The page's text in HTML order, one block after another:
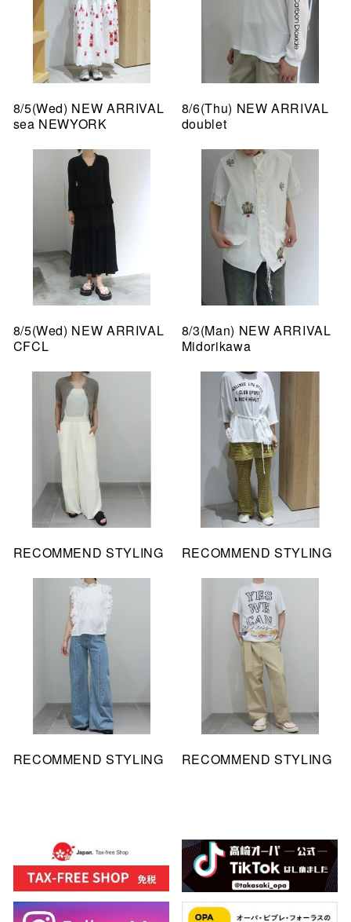
8/5(Wed) NEW ARRIVAL
sea NEWYORK
8/6(Thu) NEW ARRIVAL
doublet
8/5(Wed) NEW ARRIVAL
CFCL
8/3(Man) NEW ARRIVAL
Midorikawa
RECOMMEND STYLING RECOMMEND STYLING
RECOMMEND STYLING RECOMMEND STYLING